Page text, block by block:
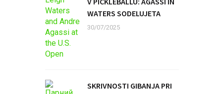
WATERS SODELUJETA
30/07/2025
SKRIVNOSTI GIBANJA PRI